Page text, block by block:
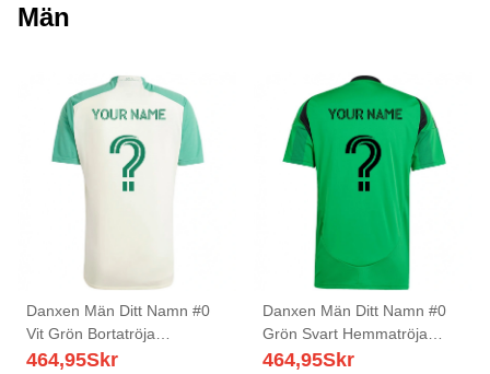
Män
Danxen Män Ditt Namn #0
Vit Grön Bortatröja
Matchtröjor 2025/26 Tröjor
464,95Skr
Danxen Män Ditt Namn #0
Grön Svart Hemmatröja
Matchtröjor 2025/26 Tröjor
464,95Skr